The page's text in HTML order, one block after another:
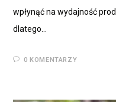
wpłynąć na wydajność
dlatego…
0 KOMENTARZY